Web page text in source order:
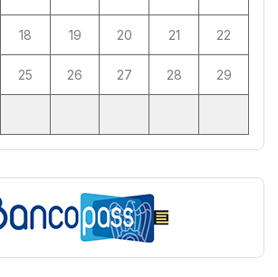
18 19 20 21 22
25 26 27 28 29